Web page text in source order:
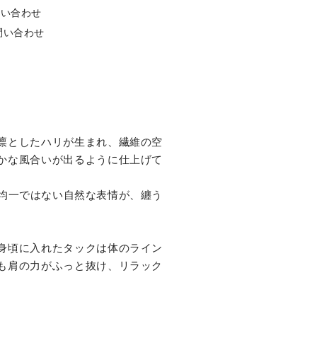
合わせ
い合わせ
としたハリが生まれ、繊維の空
な風合いが出るように仕上げて
一ではない自然な表情が、纏う
頃に入れたタックは体のライン
肩の力がふっと抜け、リラック